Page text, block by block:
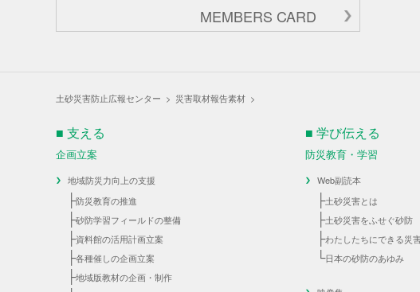
MEMBERS CARD
土砂災害防止広報センター > 災害取材報告素材 >
■ 支える
企画立案
地域防災力向上の支援
├防災教育の推進
├砂防学習フィールドの整備
├資料館の活用計画立案
├各種催しの企画立案
├地域版教材の企画・制作
■ 学び伝える
防災教育・学習
Web副読本
├土砂災害とは
├土砂災害をふせぐ砂防
├わたしたちにできる災
└日本の砂防のあゆみ